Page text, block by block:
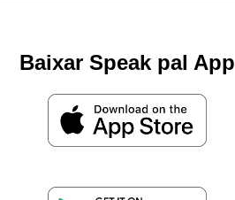
Baixar Speak pal App